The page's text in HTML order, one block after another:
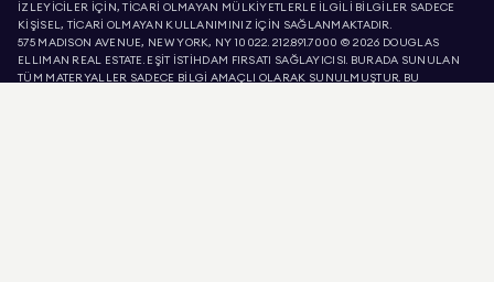
İZLEYİCİLER İÇİN, TİCARİ OLMAYAN MÜLKİYETLERLE İLGİLİ BİLGİLER SADECE
KİŞİSEL, TİCARİ OLMAYAN KULLANIMINIZ İÇİN SAĞLANMAKTADIR.
575 MADISON AVENUE, NEW YORK, NY 10022.212.891.7000 © 2026 DOUGLAS
ELLIMAN REAL ESTATE. EŞİT İSTİHDAM FIRSATI SAĞLAYICISI. BURADA SUNULAN
TÜM MATERYALLER SADECE BİLGİ AMAÇLI OLARAK SUNULMUŞTUR. BU